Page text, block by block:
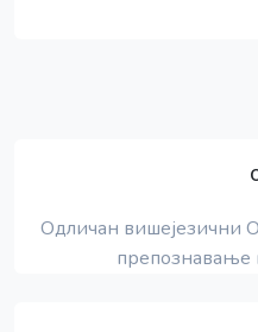
Одличан вишејезични
препознавање